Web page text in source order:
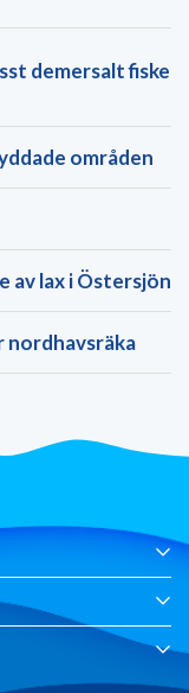
demersalt fiske
områden
av lax i Östersjön